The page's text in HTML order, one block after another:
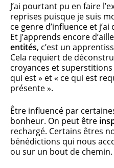
J’ai pourtant pu en faire
reprises puisque je suis
ce genre d’influence et j’ai
Et j’apprends encore
entités, c’est un
Cela requiert de
croyances et
qui est » et « ce qui est
présente ».
Être influencé par
bonheur. On peut être
rechargé. Certains êtres
bénédictions qui nous
ou sur un bout de chemin.